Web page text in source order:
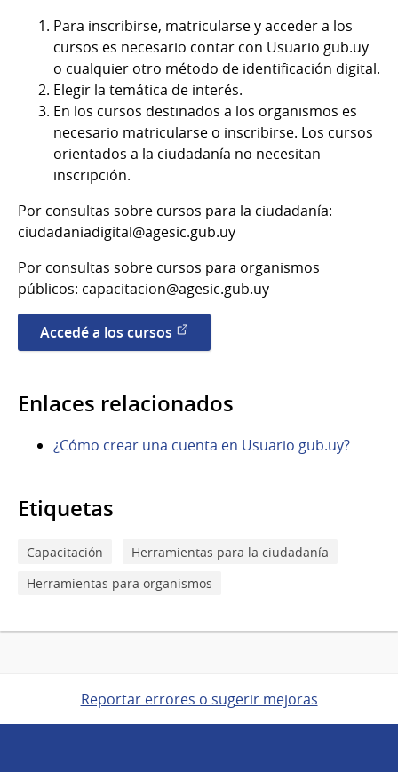
Para inscribirse, matricularse y acceder a los
cursos es necesario contar con Usuario gub.uy
o cualquier otro método de identificación digital.
Elegir la temática de interés.
En los cursos destinados a los organismos es
necesario matricularse o inscribirse. Los cursos
orientados a la ciudadanía no necesitan
inscripción.
Por consultas sobre cursos para la ciudadanía:
ciudadaniadigital@agesic.gub.uy
Por consultas sobre cursos para organismos
públicos: capacitacion@agesic.gub.uy
Accedé a los cursos
Enlaces relacionados
¿Cómo crear una cuenta en Usuario gub.uy?
Etiquetas
Capacitación
Herramientas para la ciudadanía
Herramientas para organismos
Reportar errores o sugerir mejoras